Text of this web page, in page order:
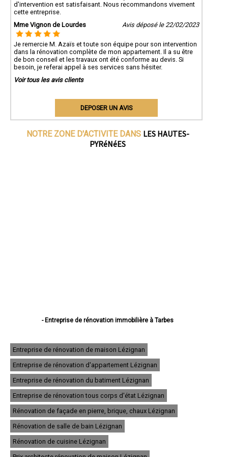
d'intervention est satisfaisant. Nous recommandons vivement
cette entreprise.
Mme Vignon de Lourdes
Avis déposé le 22/02/2023
Je remercie M. Azaïs et toute son équipe pour son intervention
dans la rénovation complète de mon appartement. Il a su être
de bon conseil et les travaux ont été conforme au devis. Si
besoin, je referai appel à ses services sans hésiter.
Voir tous les avis clients
DEPOSER UN AVIS
NOTRE ZONE D'ACTIVITE DANS LES HAUTES-
PYRéNéES
- Entreprise de rénovation immobilière à Tarbes
- Entreprise de rénovation immobilière à Aureilhan
- Entreprise de rénovation immobilière à Lannemezan
- Entreprise de rénovation immobilière à Vic-en-Bigorre
- Entreprise de rénovation immobilière à Séméac
- Entreprise de rénovation immobilière à Bordères-sur-l'Échez
- Entreprise de rénovation immobilière à Juillan
- Entreprise de rénovation immobilière à Barbazan-Debat
- Entreprise de rénovation immobilière à Argelès-Gazost
- Entreprise de rénovation immobilière à Odos
- Entreprise de rénovation immobilière à Soues
- Entreprise de rénovation immobilière à Ibos
- Entreprise de rénovation immobilière à Maubourguet
Entreprise de rénovation de maison Lézignan
Entreprise de rénovation d'appartement Lézignan
Entreprise de rénovation du batiment Lézignan
Entreprise de rénovation tous corps d'état Lézignan
Rénovation de façade en pierre, brique, chaux Lézignan
Rénovation de salle de bain Lézignan
Rénovation de cuisine Lézignan